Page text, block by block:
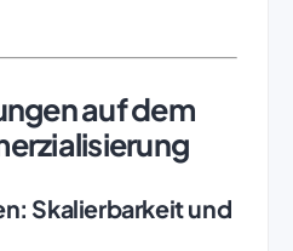
auf dem
Skalierbarkeit und